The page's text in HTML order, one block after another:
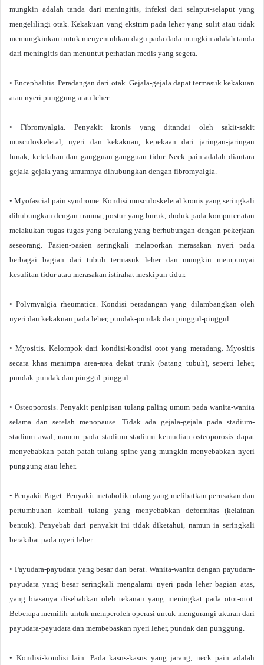
mungkin adalah tanda dari meningitis, infeksi dari selaput-selaput yang
mengelilingi otak. Kekakuan yang ekstrim pada leher yang sulit atau tidak
memungkinkan untuk menyentuhkan dagu pada dada mungkin adalah tanda
dari meningitis dan menuntut perhatian medis yang segera.
• Encephalitis. Peradangan dari otak. Gejala-gejala dapat termasuk kekakuan
atau nyeri punggung atau leher.
• Fibromyalgia. Penyakit kronis yang ditandai oleh sakit-sakit
musculoskeletal, nyeri dan kekakuan, kepekaan dari jaringan-jaringan
lunak, kelelahan dan gangguan-gangguan tidur. Neck pain adalah diantara
gejala-gejala yang umumnya dihubungkan dengan fibromyalgia.
• Myofascial pain syndrome. Kondisi musculoskeletal kronis yang seringkali
dihubungkan dengan trauma, postur yang buruk, duduk pada komputer atau
melakukan tugas-tugas yang berulang yang berhubungan dengan pekerjaan
seseorang. Pasien-pasien seringkali melaporkan merasakan nyeri pada
berbagai bagian dari tubuh termasuk leher dan mungkin mempunyai
kesulitan tidur atau merasakan istirahat meskipun tidur.
• Polymyalgia rheumatica. Kondisi peradangan yang dilambangkan oleh
nyeri dan kekakuan pada leher, pundak-pundak dan pinggul-pinggul.
• Myositis. Kelompok dari kondisi-kondisi otot yang meradang. Myositis
secara khas menimpa area-area dekat trunk (batang tubuh), seperti leher,
pundak-pundak dan pinggul-pinggul.
• Osteoporosis. Penyakit penipisan tulang paling umum pada wanita-wanita
selama dan setelah menopause. Tidak ada gejala-gejala pada stadium-
stadium awal, namun pada stadium-stadium kemudian osteoporosis dapat
menyebabkan patah-patah tulang spine yang mungkin menyebabkan nyeri
punggung atau leher.
• Penyakit Paget. Penyakit metabolik tulang yang melibatkan perusakan dan
pertumbuhan kembali tulang yang menyebabkan deformitas (kelainan
bentuk). Penyebab dari penyakit ini tidak diketahui, namun ia seringkali
berakibat pada nyeri leher.
• Payudara-payudara yang besar dan berat. Wanita-wanita dengan payudara-
payudara yang besar seringkali mengalami nyeri pada leher bagian atas,
yang biasanya disebabkan oleh tekanan yang meningkat pada otot-otot.
Beberapa memilih untuk memperoleh operasi untuk mengurangi ukuran dari
payudara-payudara dan membebaskan nyeri leher, pundak dan punggung.
• Kondisi-kondisi lain. Pada kasus-kasus yang jarang, neck pain adalah